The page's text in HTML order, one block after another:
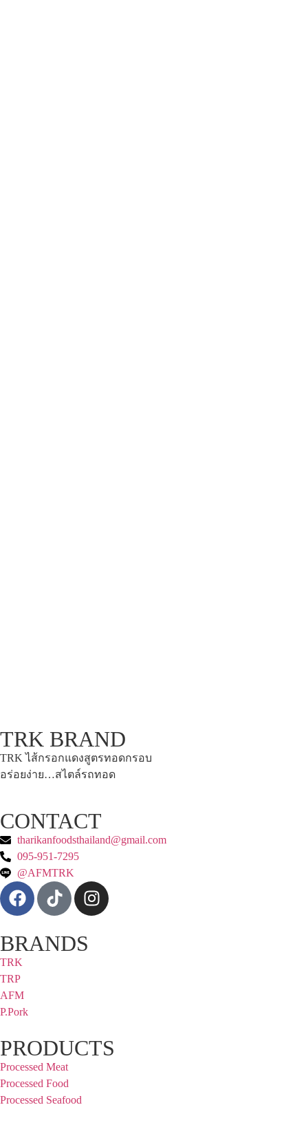
TRK BRAND
TRK ไส้กรอกแดงสูตรทอดกรอบ
อร่อยง่าย…สไตล์รถทอด
CONTACT
tharikanfoodsthailand@gmail.com
095-951-7295
@AFMTRK
BRANDS
TRK
TRP
AFM
P.Pork
PRODUCTS
Processed Meat
Processed Food
Processed Seafood